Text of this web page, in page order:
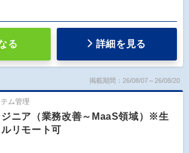
る 詳細を見る
掲載期間：26/08/07～26/08/20
ム管理
ニア（業務改善～MaaS領域）※生
リモート可